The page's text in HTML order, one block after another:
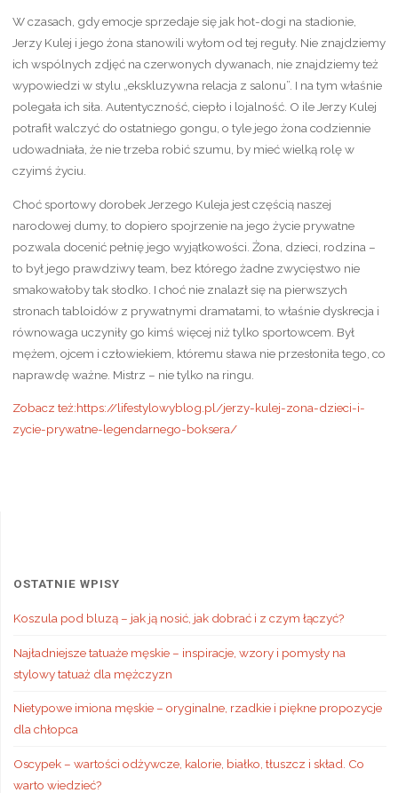
W czasach, gdy emocje sprzedaje się jak hot-dogi na stadionie,
Jerzy Kulej i jego żona stanowili wyłom od tej reguły. Nie znajdziemy
ich wspólnych zdjęć na czerwonych dywanach, nie znajdziemy też
wypowiedzi w stylu „ekskluzywna relacja z salonu”. I na tym właśnie
polegała ich siła. Autentyczność, ciepło i lojalność. O ile Jerzy Kulej
potrafił walczyć do ostatniego gongu, o tyle jego żona codziennie
udowadniała, że nie trzeba robić szumu, by mieć wielką rolę w
czyimś życiu.
Choć sportowy dorobek Jerzego Kuleja jest częścią naszej
narodowej dumy, to dopiero spojrzenie na jego życie prywatne
pozwala docenić pełnię jego wyjątkowości. Żona, dzieci, rodzina –
to był jego prawdziwy team, bez którego żadne zwycięstwo nie
smakowałoby tak słodko. I choć nie znalazł się na pierwszych
stronach tabloidów z prywatnymi dramatami, to właśnie dyskrecja i
równowaga uczyniły go kimś więcej niż tylko sportowcem. Był
mężem, ojcem i człowiekiem, któremu sława nie przesłoniła tego, co
naprawdę ważne. Mistrz – nie tylko na ringu.
Zobacz też:https://lifestylowyblog.pl/jerzy-kulej-zona-dzieci-i-
zycie-prywatne-legendarnego-boksera/
OSTATNIE WPISY
Koszula pod bluzą – jak ją nosić, jak dobrać i z czym łączyć?
Najładniejsze tatuaże męskie – inspiracje, wzory i pomysły na
stylowy tatuaż dla mężczyzn
Nietypowe imiona męskie – oryginalne, rzadkie i piękne propozycje
dla chłopca
Oscypek – wartości odżywcze, kalorie, białko, tłuszcz i skład. Co
warto wiedzieć?